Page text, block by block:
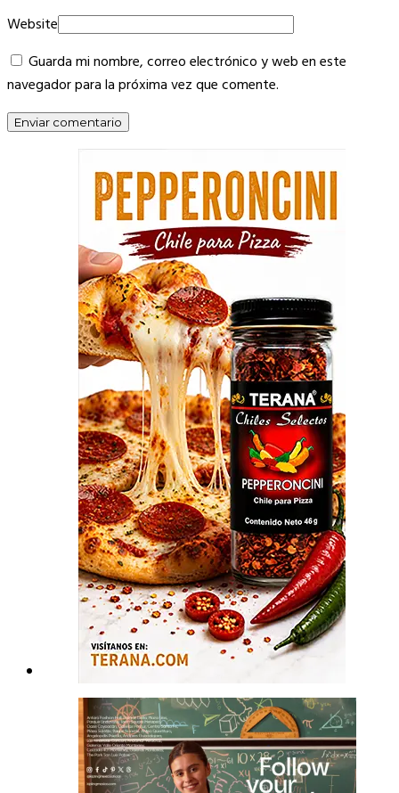
Website
Guarda mi nombre, correo electrónico y web en este
navegador para la próxima vez que comente.